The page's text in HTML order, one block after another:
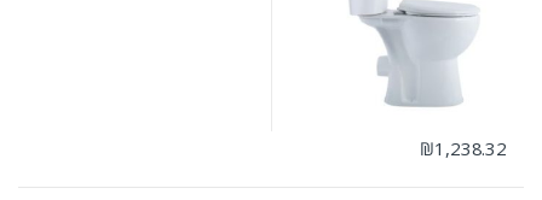
₪1,238.32